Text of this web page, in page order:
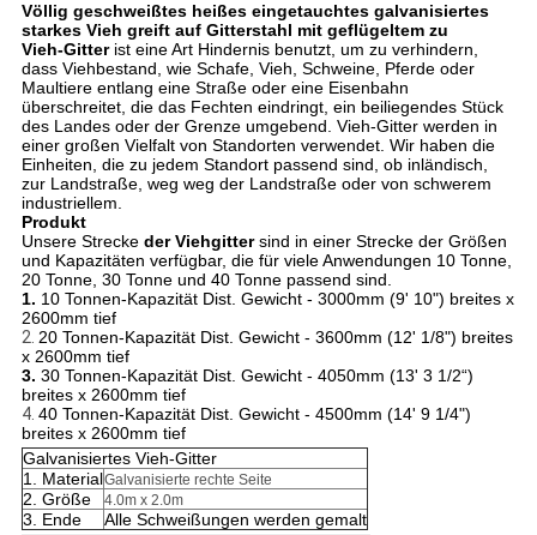
Völlig geschweißtes heißes eingetauchtes galvanisiertes
starkes Vieh greift auf Gitterstahl mit geflügeltem zu
Vieh-Gitterist eine Art Hindernis benutzt, um zu verhindern,
dass Viehbestand, wie Schafe, Vieh, Schweine, Pferde oder
Maultiere entlang eine Straße oder eine Eisenbahn
überschreitet, die das Fechten eindringt, ein beiliegendes Stück
des Landes oder der Grenze umgebend. Vieh-Gitter werden in
einer großen Vielfalt von Standorten verwendet. Wir haben die
Einheiten, die zu jedem Standort passend sind, ob inländisch,
zur Landstraße, weg weg der Landstraße oder von schwerem
industriellem.
Produkt
Unsere Strecke der Viehgittersind in einer Strecke der Größen
und Kapazitäten verfügbar, die für viele Anwendungen 10 Tonne,
20 Tonne, 30 Tonne und 40 Tonne passend sind.
1. 10 Tonnen-Kapazität Dist. Gewicht - 3000mm (9' 10") breites x
2600mm tief
2. 20 Tonnen-Kapazität Dist. Gewicht - 3600mm (12' 1/8") breites
x 2600mm tief
3. 30 Tonnen-Kapazität Dist. Gewicht - 4050mm (13' 3 1/2“)
breites x 2600mm tief
4. 40 Tonnen-Kapazität Dist. Gewicht - 4500mm (14' 9 1/4")
breites x 2600mm tief
Galvanisiertes Vieh-Gitter
1. MaterialGalvanisierte rechte Seite
2. Größe 4.0m x 2.0m
3. Ende
Alle Schweißungen werden gemalt